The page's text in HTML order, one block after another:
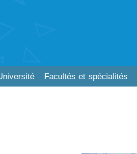
Facultés et spécialités